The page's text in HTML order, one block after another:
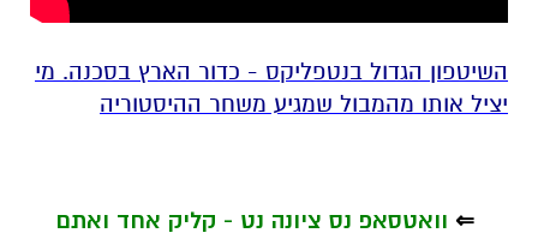
השיטפון הגדול בנטפליקס - כדור הארץ בסכנה. מי
יציל אותו מהמבול שמגיע משחר ההיסטוריה
⇐ וואטסאפ נס ציונה נט - קליק אחד ואתם